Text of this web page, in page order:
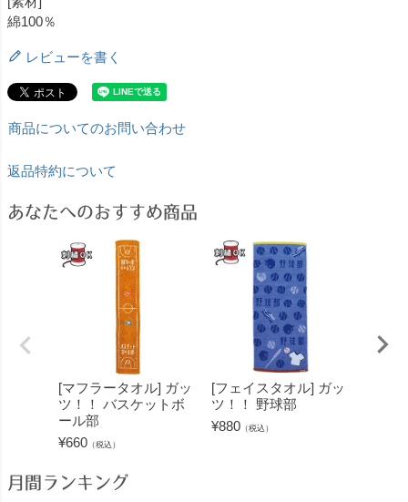
綿100％
レビューを書く
商品についてのお問い合わせ
返品特約について
あなたへのおすすめ商品
[マフラータオル] ガッ
ツ！！ バスケットボ
ール部
¥660 （税込）
[フェイスタオル] ガッ
ツ！！ 野球部
¥880 （税込）
月間ランキング